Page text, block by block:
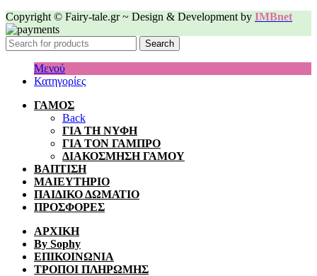
Copyright © Fairy-tale.gr ~ Design & Development by IMBnet
Search
Μενού
Κατηγορίες
ΓΑΜΟΣ
Back
ΓΙΑ ΤΗ ΝΥΦΗ
ΓΙΑ ΤΟΝ ΓΑΜΠΡΟ
ΔΙΑΚΟΣΜΗΣΗ ΓΑΜΟΥ
ΒΑΠΤΙΣΗ
ΜΑΙΕΥΤΗΡΙΟ
ΠΑΙΔΙΚΟ ΔΩΜΑΤΙΟ
ΠΡΟΣΦΟΡΕΣ
ΑΡΧΙΚΗ
By Sophy
ΕΠΙΚΟΙΝΩΝΙΑ
ΤΡΟΠΟΙ ΠΛΗΡΩΜΗΣ